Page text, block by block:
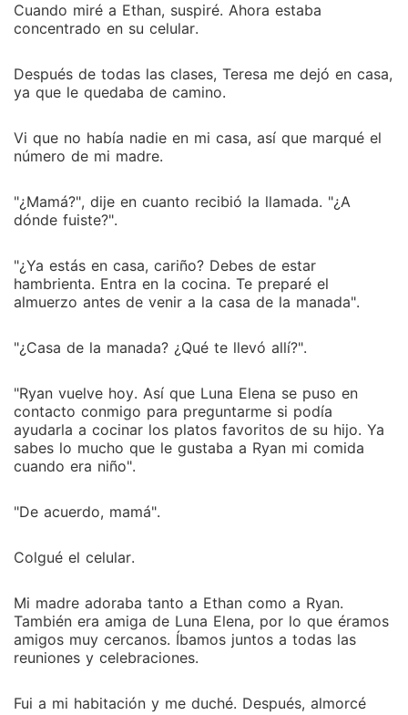
Cuando miré a Ethan, suspiré. Ahora estaba
concentrado en su celular.
Después de todas las clases, Teresa me dejó en casa,
ya que le quedaba de camino.
Vi que no había nadie en mi casa, así que marqué el
número de mi madre.
"¿Mamá?", dije en cuanto recibió la llamada. "¿A
dónde fuiste?".
"¿Ya estás en casa, cariño? Debes de estar
hambrienta. Entra en la cocina. Te preparé el
almuerzo antes de venir a la casa de la manada".
"¿Casa de la manada? ¿Qué te llevó allí?".
"Ryan vuelve hoy. Así que Luna Elena se puso en
contacto conmigo para preguntarme si podía
ayudarla a cocinar los platos favoritos de su hijo. Ya
sabes lo mucho que le gustaba a Ryan mi comida
cuando era niño".
"De acuerdo, mamá".
Colgué el celular.
Mi madre adoraba tanto a Ethan como a Ryan.
También era amiga de Luna Elena, por lo que éramos
amigos muy cercanos. Íbamos juntos a todas las
reuniones y celebraciones.
Fui a mi habitación y me duché. Después, almorcé